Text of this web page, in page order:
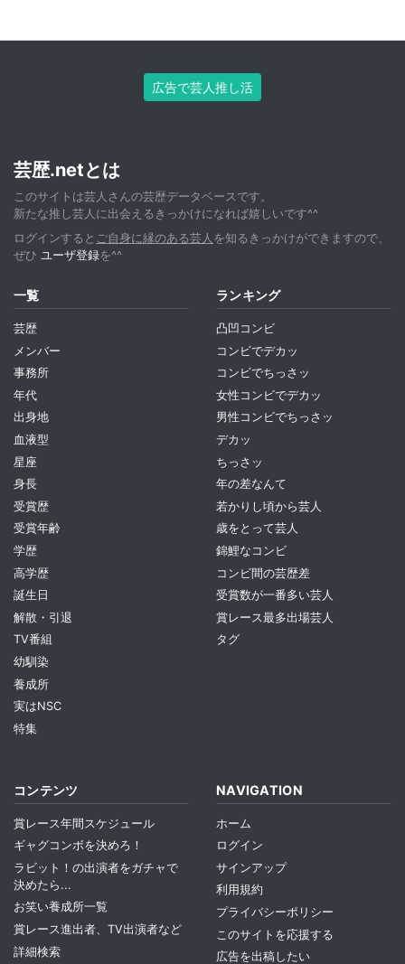
広告で芸人推し活
芸歴.netとは
このサイトは芸人さんの芸歴データベースです。
新たな推し芸人に出会えるきっかけになれば嬉しいです^^
ログインすると ご自身に縁のある芸人 を知るきっかけができますので、
ぜひ ユーザ登録を^^
一覧
芸歴
メンバー
事務所
年代
出身地
血液型
星座
身長
受賞歴
受賞年齢
学歴
高学歴
誕生日
解散・引退
TV番組
幼馴染
養成所
実はNSC
特集
ランキング
凸凹コンビ
コンビでデカッ
コンビでちっさッ
女性コンビでデカッ
男性コンビでちっさッ
デカッ
ちっさッ
年の差なんて
若かりし頃から芸人
歳をとって芸人
錦鯉なコンビ
コンビ間の芸歴差
受賞数が一番多い芸人
賞レース最多出場芸人
タグ
コンテンツ
賞レース年間スケジュール
ギャグコンボを決めろ！
ラビット！の出演者をガチャで
決めたら...
お笑い養成所一覧
賞レース進出者、TV出演者など
詳細検索
NAVIGATION
ホーム
ログイン
サインアップ
利用規約
プライバシーポリシー
このサイトを応援する
広告を出稿したい